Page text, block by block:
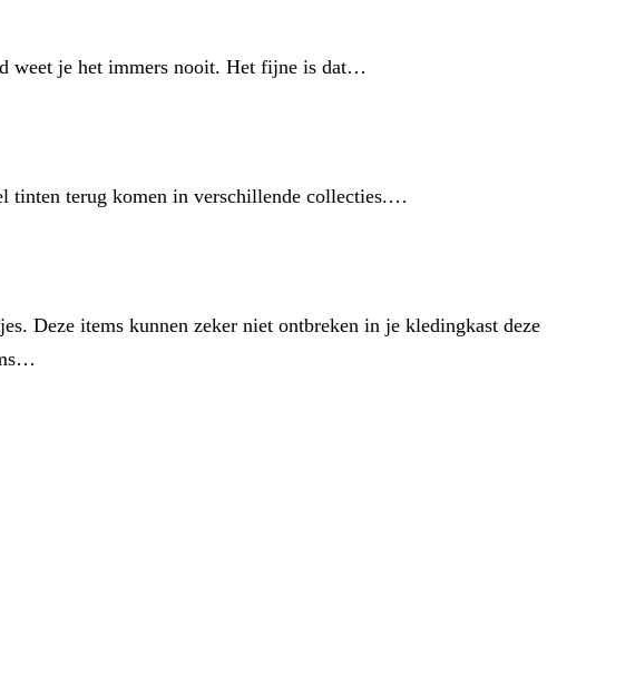
weet je het immers nooit. Het fijne is dat…
tinten terug komen in verschillende collecties.…
Deze items kunnen zeker niet ontbreken in je kledingkast deze